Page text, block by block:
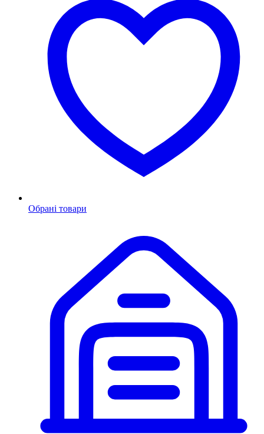
Обрані товари